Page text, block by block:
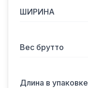
ШИРИНА
Вес брутто
Длина в упаковке